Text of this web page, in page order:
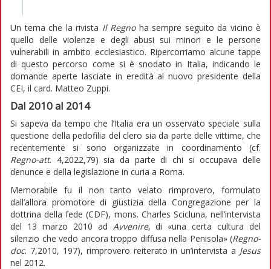
Un tema che la rivista Il Regnoha sempre seguito da vicino è
quello delle violenze e degli abusi sui minori e le persone
vulnerabili in ambito ecclesiastico. Ripercorriamo alcune tappe
di questo percorso come si è snodato in Italia, indicando le
domande aperte lasciate in eredità al nuovo presidente della
CEI, il card. Matteo Zuppi.
Dal 2010 al 2014
Si sapeva da tempo che l’Italia era un osservato speciale sulla
questione della pedofilia del clero sia da parte delle vittime, che
recentemente si sono organizzate in coordinamento (cf.
Regno-att. 4,2022,79) sia da parte di chi si occupava delle
denunce e della legislazione in curia a Roma.
Memorabile fu il non tanto velato rimprovero, formulato
dall’allora promotore di giustizia della Congregazione per la
dottrina della fede (CDF), mons. Charles Scicluna, nell’intervista
del 13 marzo 2010 ad Avvenire, di «una certa cultura del
silenzio che vedo ancora troppo diffusa nella Penisola» (Regno-
doc. 7,2010, 197), rimprovero reiterato in un’intervista a Jesus
nel 2012.